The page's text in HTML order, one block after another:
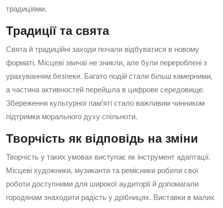
традиціями.
Традиції та свята
Свята й традиційні заходи почали відбуватися в новому
форматі. Місцеві звичаї не зникли, але були перероблені з
урахуванням безпеки. Багато подій стали більш камерними,
а частина активностей перейшла в цифрове середовище.
Збереження культурної пам’яті стало важливим чинником
підтримки морального духу спільноти.
Творчість як відповідь на зміни
Творчість у таких умовах виступає як інструмент адаптації.
Місцеві художники, музиканти та ремісники робили свої
роботи доступними для широкої аудиторії й допомагали
городянам знаходити радість у дрібницях. Виставки в малих